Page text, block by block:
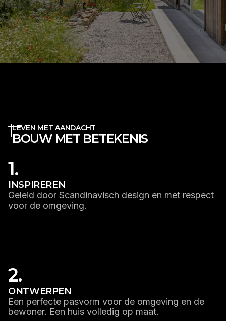
LEVEN MET AANDACHT
BOUW MET BETEKENIS
1.
INSPIREREN
Geleid door Scandinavisch design en met respect
voor de omgeving.
2.
ONTWERPEN
Een perfecte pasvorm voor de omgeving en de
bewoner. Een huis volledig op maat.